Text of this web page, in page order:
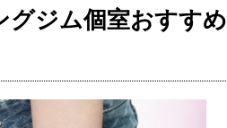
グジム個室おすすめ